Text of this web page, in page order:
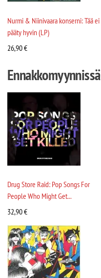
Nurmi & Niinivaara konserni: Tää ei
pääty hyvin (LP)
26,90€
Ennakkomyynnissä
Drug Store Raid: Pop Songs For
People Who Might Get...
32,90€